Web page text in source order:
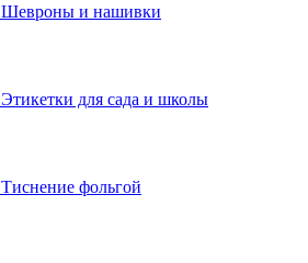
Шевроны и нашивки
Этикетки для сада и школы
Тиснение фольгой